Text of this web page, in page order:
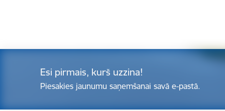
Esi pirmais, kurš uzzina!
Piesakies jaunumu saņemšanai savā e-pastā.